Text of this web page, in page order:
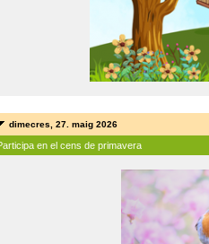
dimecres, 27. maig 2026
en el cens de primavera